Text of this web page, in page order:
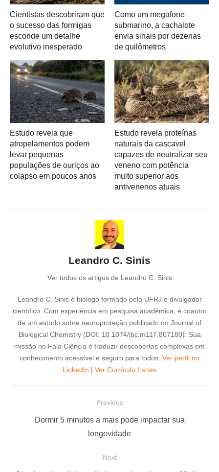
Cientistas descobriram que
o sucesso das formigas
esconde um detalhe
evolutivo inesperado
Como um megafone
submarino, a cachalote
envia sinais por dezenas
de quilômetros
Estudo revela que
atropelamentos podem
levar pequenas
populações de ouriços ao
colapso em poucos anos
Estudo revela proteínas
naturais da cascavel
capazes de neutralizar seu
veneno com potência
muito superior aos
antivenenos atuais
Leandro C. Sinis
Ver todos os artigos de Leandro C. Sinis
Leandro C. Sinis é biólogo formado pela UFRJ e divulgador
científico. Com experiência em pesquisa acadêmica, é coautor
de um estudo sobre neuroproteção publicado no Journal of
Biological Chemistry (DOI: 10.1074/jbc.m117.807180). Sua
missão no Fala Ciência é traduzir descobertas complexas em
conhecimento acessível e seguro para todos. Ver perfil no
LinkedIn | Ver Currículo Lattes
Previous
Dormir 5 minutos a mais pode impactar sua
longevidade
Next